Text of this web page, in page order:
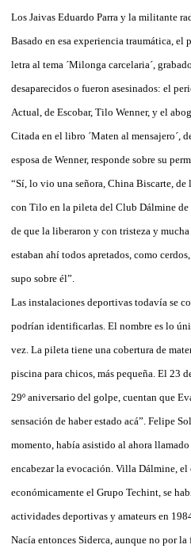
Los Jaivas Eduardo Parra y la militante
Basado en esa experiencia traumática, el
letra al tema ´Milonga carcelaria´,
desaparecidos o fueron asesinados: el
Actual, de Escobar, Tilo Wenner, y el
Citada en el libro ´Maten al mensajero´,
esposa de Wenner, responde sobre su
“Sí, lo vio una señora, China Biscarte,
con Tilo en la pileta del Club Dálmine de
de que la liberaron y con tristeza y
estaban ahí todos apretados, como
supo sobre él”.
Las instalaciones deportivas todavía se
podrían identificarlas. El nombre es lo
vez. La pileta tiene una cobertura de
piscina para chicos, más pequeña. El 23
29º aniversario del golpe, cuentan que
sensación de haber estado acá”. Felipe
momento, había asistido al ahora
encabezar la evocación. Villa Dálmine,
económicamente el Grupo Techint, se
actividades deportivas y amateurs en
Nacía entonces Siderca, aunque no por